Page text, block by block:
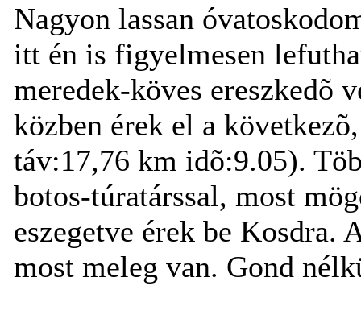
Nagyon lassan
itt én is figyelmesen
meredek-köves ereszkedõ
közben érek el a
táv:17,76 km idõ:9.05).
botos-túratárssal, most
eszegetve érek be Kosdra.
most meleg van. Gond